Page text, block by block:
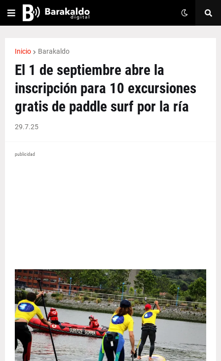
Inicio Barakaldo
El 1 de septiembre abre la
inscripción para 10 excursiones
gratis de paddle surf por la ría
29.7.25
publicidad